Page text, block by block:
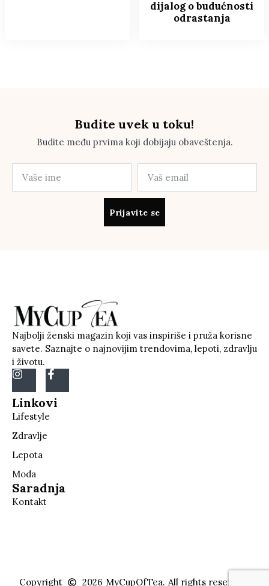
dijalog o budućnosti
odrastanja
Budite uvek u toku!
Budite među prvima koji dobijaju obaveštenja.
Prijavite se
Najbolji ženski magazin koji vas inspiriše i pruža korisne
savete. Saznajte o najnovijim trendovima, lepoti, zdravlju
i životu.
Linkovi
Lifestyle
Zdravlje
Lepota
Moda
Saradnja
Kontakt
Copyright 2026 MyCupOfTea. All rights reserved.